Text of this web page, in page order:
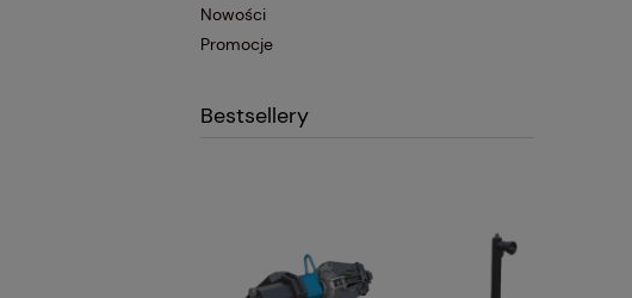
Nowości
Promocje
Bestsellery